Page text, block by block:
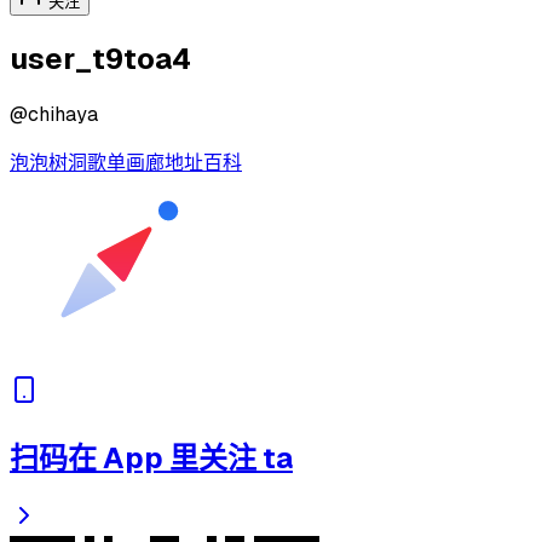
user_t9toa4
@chihaya
泡泡树洞歌单画廊地址百科
扫码在 App 里关注 ta